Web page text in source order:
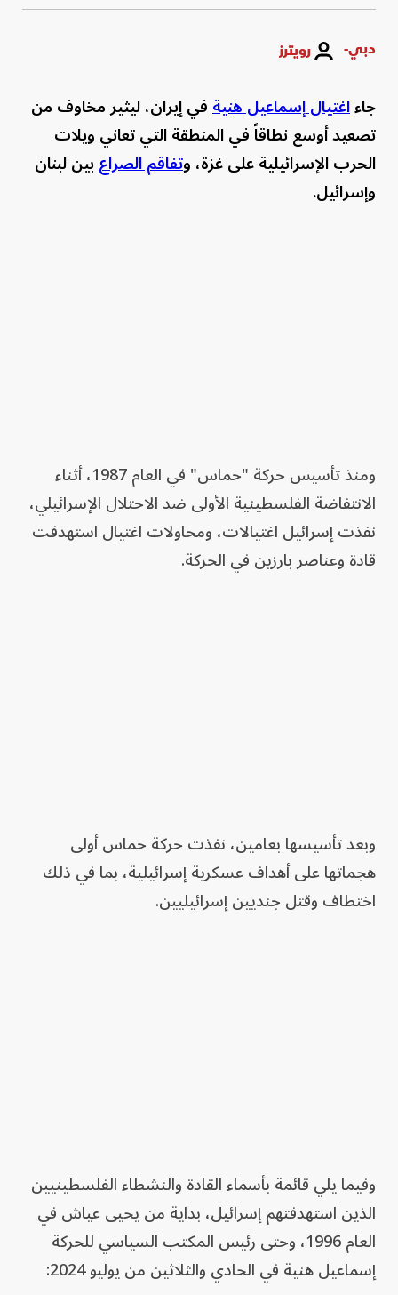
دبي- رويترز
جاءاغتيال إسماعيل هنيةفي إيران، ليثير مخاوف من
تصعيد أوسع نطاقاً في المنطقة التي تعاني ويلات
الحرب الإسرائيلية على غزة، وتفاقم الصراعبين لبنان
وإسرائيل.
ومنذ تأسيس حركة "حماس" في العام 1987، أثناء
الانتفاضة الفلسطينية الأولى ضد الاحتلال الإسرائيلي،
نفذت إسرائيل اغتيالات، ومحاولات اغتيال استهدفت
قادة وعناصر بارزين في الحركة.
وبعد تأسيسها بعامين، نفذت حركة حماس أولى
هجماتها على أهداف عسكرية إسرائيلية، بما في ذلك
اختطاف وقتل جنديين إسرائيليين.
وفيما يلي قائمة بأسماء القادة والنشطاء الفلسطينيين
الذين استهدفتهم إسرائيل، بداية من يحيى عياش في
العام 1996، وحتى رئيس المكتب السياسي للحركة
إسماعيل هنية في الحادي والثلاثين من يوليو 2024: